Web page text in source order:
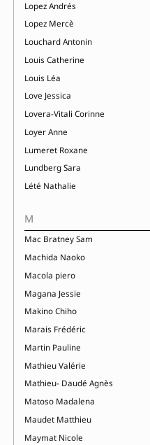
Lopez Andrés
Lopez Mercè
Louchard Antonin
Louis Catherine
Louis Léa
Love Jessica
Lovera-Vitali Corinne
Loyer Anne
Lumeret Roxane
Lundberg Sara
Lété Nathalie
M
Mac Bratney Sam
Machida Naoko
Macola piero
Magana Jessie
Makino Chiho
Marais Frédéric
Martin Pauline
Mathieu Valérie
Mathieu- Daudé Agnès
Matoso Madalena
Maudet Matthieu
Maymat Nicole